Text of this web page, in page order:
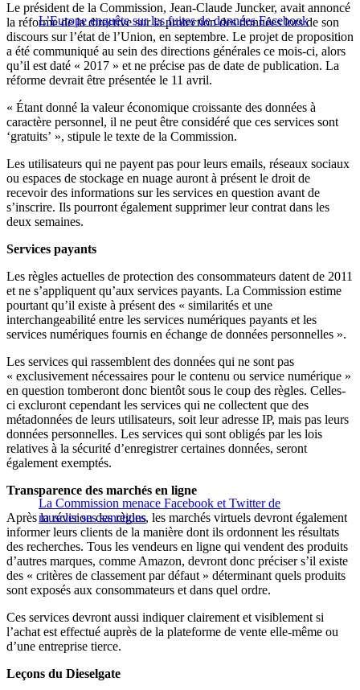
L’Europe enquête sur les fuites de données Facebook
Le président de la Commission, Jean-Claude Juncker, avait annoncé
la réforme de la directive sur la protection des données lors de son
discours sur l’état de l’Union, en septembre. Le projet de proposition
a été communiqué au sein des directions générales ce mois-ci, alors
qu’il est daté « 2017 » et ne précise pas de date de publication. La
réforme devrait être présentée le 11 avril.
« Étant donné la valeur économique croissante des données à
caractère personnel, il ne peut être considéré que ces services sont
‘gratuits’ », stipule le texte de la Commission.
Les utilisateurs qui ne payent pas pour leurs emails, réseaux sociaux
ou espaces de stockage en nuage auront à présent le droit de
recevoir des informations sur les services en question avant de
s’inscrire. Ils pourront également supprimer leur contrat dans les
deux semaines.
Services payants
Les règles actuelles de protection des consommateurs datent de 2011
et ne s’appliquent qu’aux services payants. La Commission estime
pourtant qu’il existe à présent des « similarités et une
interchangeabilité entre les services numériques payants et les
services numériques fournis en échange de données personnelles ».
Les services qui rassemblent des données qui ne sont pas
« exclusivement nécessaires pour le contenu ou service numérique »
en question tomberont donc bientôt sous le coup des règles. Celles-
ci excluront cependant les services qui ne collectent que des
métadonnées de leurs utilisateurs, soit leur adresse IP, mais pas leurs
données personnelles. Les services qui sont obligés par les lois
relatives à la sécurité d’enregistrer certaines données, seront
également exemptés.
La Commission menace Facebook et Twitter de
muscler ses sanctions
Transparence des marchés en ligne
Après la révision des règles, les marchés virtuels devront également
informer leurs clients de la manière dont ils ordonnent les résultats
des recherches. Tous les vendeurs en ligne qui vendent des produits
d’autres marques, comme Amazon, devront donc préciser s’il existe
des « critères de classement par défaut » déterminant quels produits
sont exposés aux consommateurs et dans quel ordre.
Ces services devront aussi indiquer clairement et visiblement si
l’achat est effectué auprès de la plateforme de vente elle-même ou
d’une entreprise tierce.
Leçons du Dieselgate